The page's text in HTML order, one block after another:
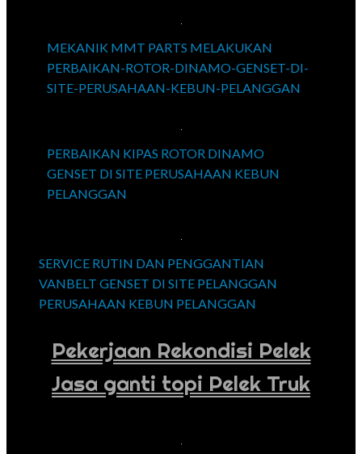
MEKANIK MMT PARTS MELAKUKAN
PERBAIKAN-ROTOR-DINAMO-GENSET-DI-
SITE-PERUSAHAAN-KEBUN-PELANGGAN
PERBAIKAN KIPAS ROTOR DINAMO
GENSET DI SITE PERUSAHAAN KEBUN
PELANGGAN
SERVICE RUTIN DAN PENGGANTIAN
VANBELT GENSET DI SITE PELANGGAN
PERUSAHAAN KEBUN PELANGGAN
Pekerjaan Rekondisi Pelek
Jasa ganti topi Pelek Truk